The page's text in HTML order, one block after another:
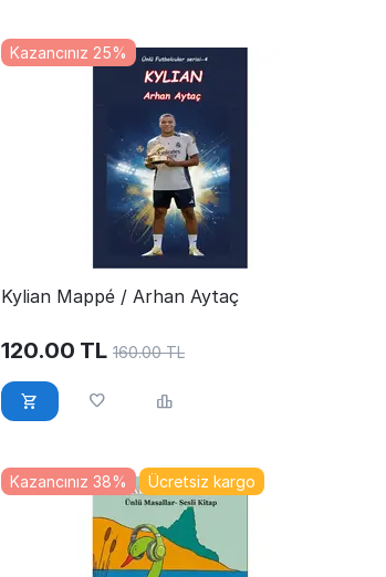
Kazancınız 25%
Kylian Mappé / Arhan Aytaç
120.00 TL 160.00 TL
Ücretsiz kargo
Kazancınız 38%